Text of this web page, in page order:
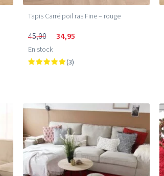
Tapis Carré poil ras Fine – rouge
45,00 34,95
En stock
(3)